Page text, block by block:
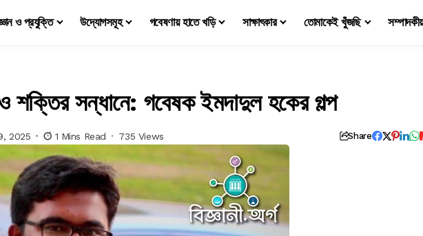
ও প্রযুক্তি উদ্যোগসমূহ গবেষণায় হাতে খড়ি সাক্ষাৎকার তোমাকেই খুঁজছি
সন্ধানে: গবেষক ইমদাদুল হকের গল্প
2025 1 Mins Read 735 Views Share